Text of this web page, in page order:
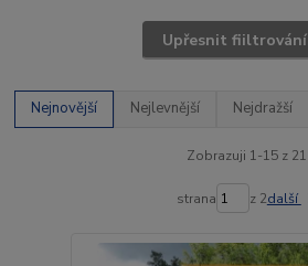
Upřesnit fiiltrování
Nejnovější Nejlevnější Nejdražší
Zobrazuji 1-15 z 21
strana z 2další